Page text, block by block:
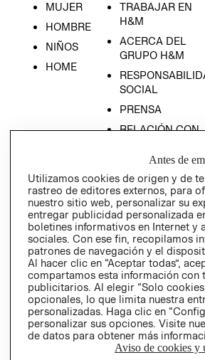
MUJER
HOMBRE
NIÑOS
HOME
TRABAJAR EN
H&M
ACERCA DEL
GRUPO H&M
SOCIAL
PRENSA
RELACIÓN CON
POLÍTICA
EMPRESARIAL
Uruguay ($U)
Antes de
Utilizamos cookies de origen y de
rastreo de editores externos, para
nuestro sitio web, personalizar su
entregar publicidad personalizada
boletines informativos en Internet y
sociales. Con ese fin, recopilamos
patrones de navegación y el
Al hacer clic en “Aceptar todas”,
compartamos esta información con
publicitarios. Al elegir “Solo
opcionales, lo que limita nuestra
personalizadas. Haga clic en
personalizar sus opciones. Visite
de datos para obtener más
Aviso de cookies y